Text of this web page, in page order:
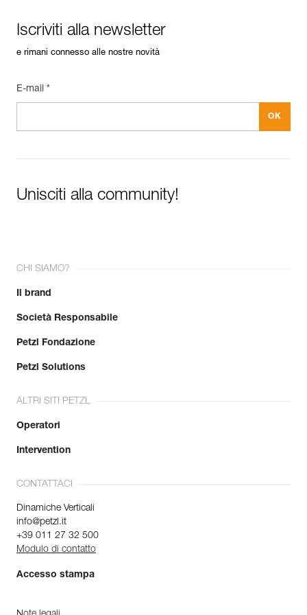
FAQ
FAQ
Iscriviti alla newsletter
e rimani connesso alle nostre novità
E-mail *
Unisciti alla community!
CHI SIAMO?
Il brand
Società Responsabile
Petzl Fondazione
Petzl Solutions
ALTRI SITI PETZL
Operatori
Intervention
CONTATTACI
Dinamiche Verticali
info@petzl.it
+39 011 27 32 500
Modulo di contatto
Accesso stampa